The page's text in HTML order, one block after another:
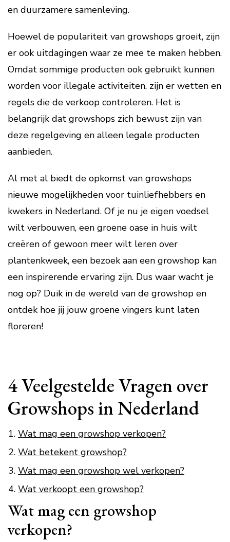
en duurzamere samenleving.
Hoewel de populariteit van growshops groeit, zijn
er ook uitdagingen waar ze mee te maken hebben.
Omdat sommige producten ook gebruikt kunnen
worden voor illegale activiteiten, zijn er wetten en
regels die de verkoop controleren. Het is
belangrijk dat growshops zich bewust zijn van
deze regelgeving en alleen legale producten
aanbieden.
Al met al biedt de opkomst van growshops
nieuwe mogelijkheden voor tuinliefhebbers en
kwekers in Nederland. Of je nu je eigen voedsel
wilt verbouwen, een groene oase in huis wilt
creëren of gewoon meer wilt leren over
plantenkweek, een bezoek aan een growshop kan
een inspirerende ervaring zijn. Dus waar wacht je
nog op? Duik in de wereld van de growshop en
ontdek hoe jij jouw groene vingers kunt laten
floreren!
4 Veelgestelde Vragen over
Growshops in Nederland
Wat mag een growshop verkopen?
Wat betekent growshop?
Wat mag een growshop wel verkopen?
Wat verkoopt een growshop?
Wat mag een growshop
verkopen?